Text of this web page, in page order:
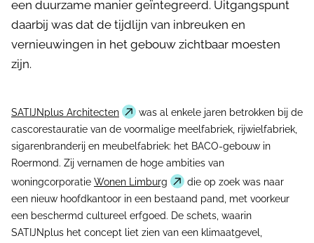
een duurzame manier geïntegreerd. Uitgangspunt
daarbij was dat de tijdlijn van inbreuken en
vernieuwingen in het gebouw zichtbaar moesten
zijn.
SATIJNplus Architecten
was al enkele jaren betrokken bij de
cascorestauratie van de voormalige meelfabriek, rijwielfabriek,
sigarenbranderij en meubelfabriek: het BACO-gebouw in
Roermond. Zij vernamen de hoge ambities van
woningcorporatie Wonen Limburg
die op zoek was naar
een nieuw hoofdkantoor in een bestaand pand, met voorkeur
een beschermd cultureel erfgoed. De schets, waarin
SATIJNplus het concept liet zien van een klimaatgevel,